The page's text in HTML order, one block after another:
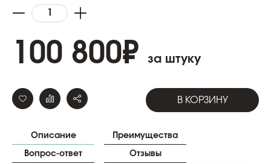
100 800₽ за штуку
В КОРЗИНУ
Описание Преимущества
Вопрос-ответ Отзывы